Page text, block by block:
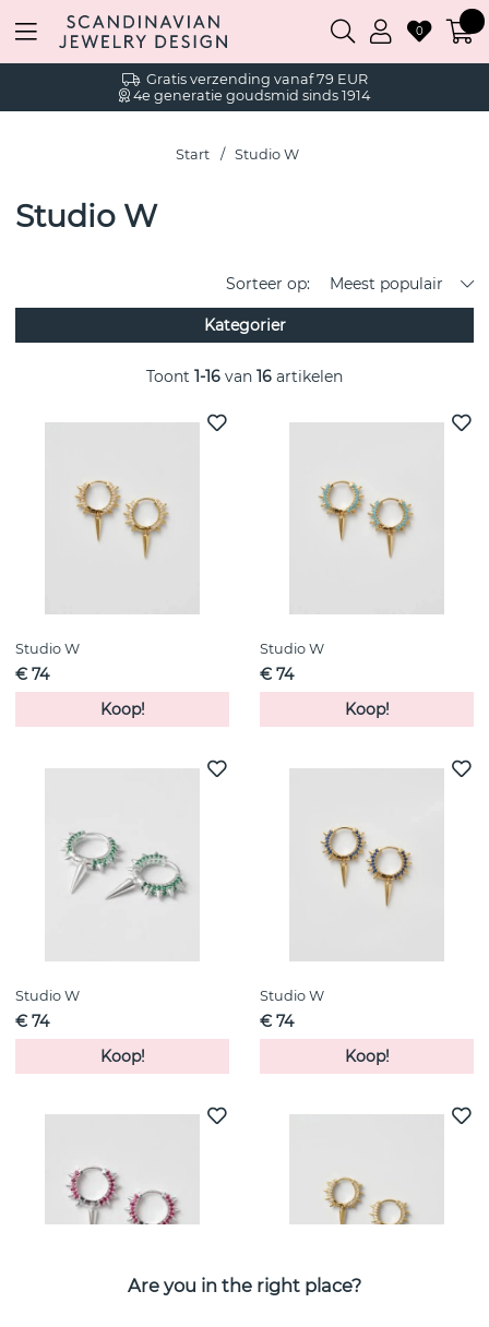
Gratis verzending vanaf 79 EUR
4e generatie goudsmid sinds 1914
0
Start Studio W
Studio W
Sorteer op: Meest populair
Kategorier
Toont 1-16 van 16 artikelen
Studio W
€ 74
Koop!
Studio W
€ 74
Koop!
Studio W
€ 74
Koop!
Studio W
€ 74
Koop!
Are you in the right place?